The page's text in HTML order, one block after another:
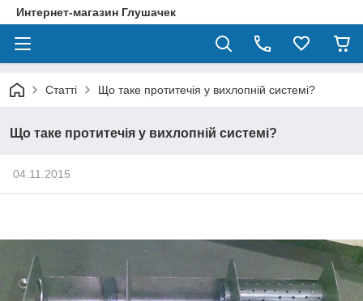
Интернет-магазин Глушачек
Статті Що таке протитечія у вихлопній системі?
Що таке протитечія у вихлопній системі?
04.11.2015